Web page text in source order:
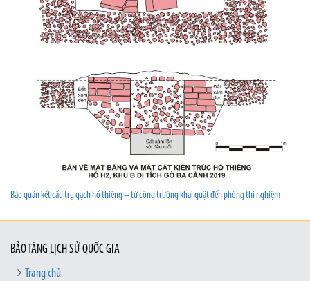
Bảo quản kết cấu trụ gạch hố thiêng – từ công trường khai quật đến phòng thí nghiệm
BẢO TÀNG LỊCH SỬ QUỐC GIA
Trang chủ